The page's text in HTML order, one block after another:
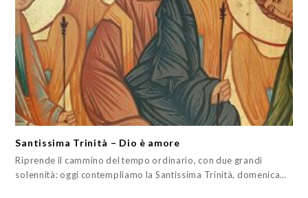
Santissima Trinità – Dio è amore
Riprende il cammino del tempo ordinario, con due grandi
solennità: oggi contempliamo la Santissima Trinità, domenica…